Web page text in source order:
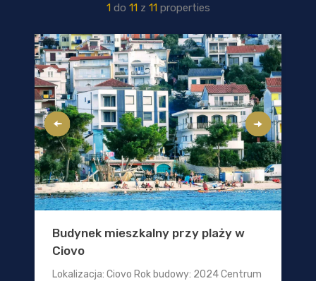
1 do 11 z 11 properties
Budynek mieszkalny przy plaży w
Ciovo
Lokalizacja: Ciovo Rok budowy: 2024 Centrum